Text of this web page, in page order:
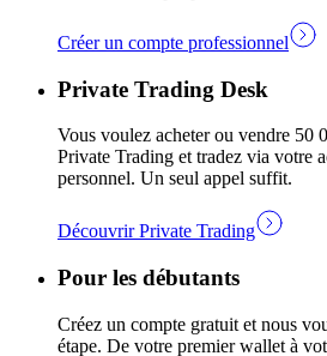
Créer un compte professionnel
Private Trading Desk
Vous voulez acheter ou vendre 50
Private Trading et tradez via votre
personnel. Un seul appel suffit.
Découvrir Private Trading
Pour les débutants
Créez un compte gratuit et nous
étape. De votre premier wallet à